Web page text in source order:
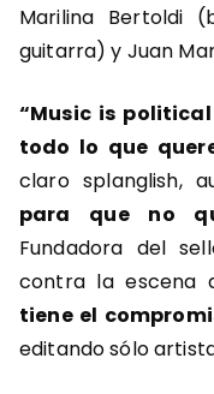
Marilina Bertoldi
guitarra) y Juan
“Music is
todo lo que
claro splanglish,
para que no
Fundadora del
contra la escena
tiene el
editando sólo